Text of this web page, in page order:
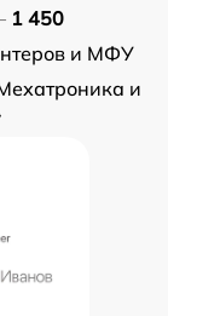
1 450
и МФУ
и